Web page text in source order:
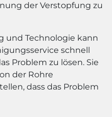
der Verstopfung zu
und Technologie kann
schnell
Problem zu lösen. Sie
der Rohre
dass das Problem